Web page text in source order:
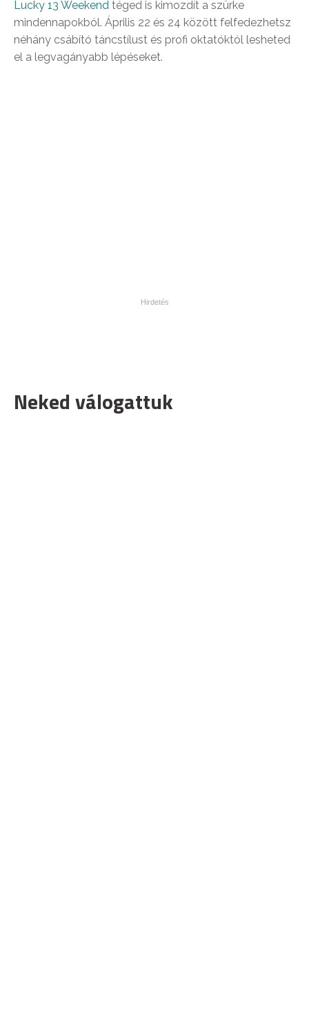
Lucky 13 Weekend téged is kimozdít a szürke
mindennapokból. Április 22 és 24 között felfedezhetsz
néhány csábító táncstílust és profi oktatóktól lesheted
el a legvagányabb lépéseket.
Neked válogattuk